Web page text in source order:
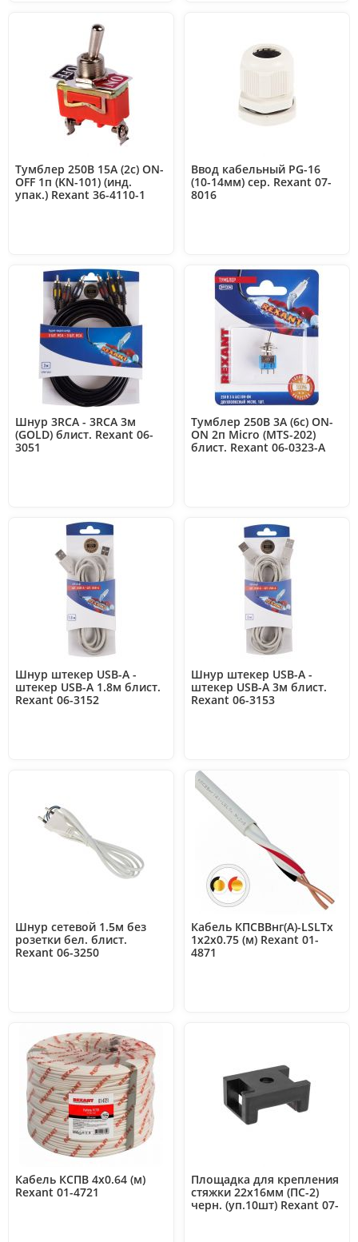
Тумблер 250В 15А (2c) ON-
OFF 1п (KN-101) (инд.
упак.) Rexant 36-4110-1
Ввод кабельный PG-16
(10-14мм) сер. Rexant 07-
8016
Шнур 3RCA - 3RCA 3м
(GOLD) блист. Rexant 06-
3051
Тумблер 250В 3А (6c) ON-
ON 2п Micro (MTS-202)
блист. Rexant 06-0323-A
Шнур штекер USB-А -
штекер USB-A 1.8м блист.
Rexant 06-3152
Шнур штекер USB-А -
штекер USB-A 3м блист.
Rexant 06-3153
Шнур сетевой 1.5м без
розетки бел. блист.
Rexant 06-3250
Кабель КПСВВнг(А)-LSLTx
1х2х0.75 (м) Rexant 01-
4871
Кабель КСПВ 4х0.64 (м)
Rexant 01-4721
Площадка для крепления
стяжки 22х16мм (ПС-2)
черн. (уп.10шт) Rexant 07-